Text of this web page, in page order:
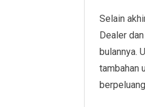
Selain
Dealer
bulannya.
tambahan